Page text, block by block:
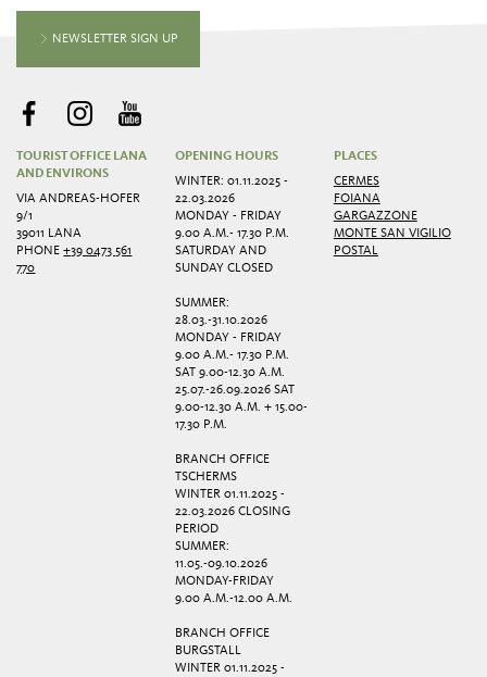
NEWSLETTER SIGN UP
TOURIST OFFICE LANA
AND ENVIRONS
VIA ANDREAS-HOFER
9/1
39011 LANA
PHONE+39 0473 561
770
OPENING HOURS
WINTER: 01.11.2025 -
22.03.2026
MONDAY - FRIDAY
9.00 A.M.- 17.30 P.M.
SATURDAY AND
SUNDAY CLOSED
SUMMER:
28.03.-31.10.2026
MONDAY - FRIDAY
9.00 A.M.- 17.30 P.M.
SAT 9.00-12.30 A.M.
25.07.-26.09.2026 SAT
9.00-12.30 A.M. + 15.00-
17.30 P.M.
BRANCH OFFICE
TSCHERMS
WINTER 01.11.2025 -
22.03.2026 CLOSING
PERIOD
SUMMER:
11.05.-09.10.2026
MONDAY-FRIDAY
9.00 A.M.-12.00 A.M.
BRANCH OFFICE
BURGSTALL
WINTER 01.11.2025 -
PLACES
CERMES
FOIANA
GARGAZZONE
MONTE SAN VIGILIO
POSTAL